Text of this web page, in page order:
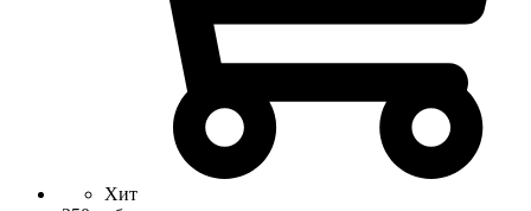
Хит